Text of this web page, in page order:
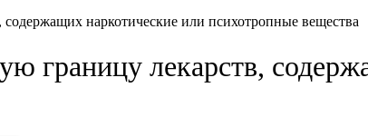
наркотические или психотропные вещества
границу лекарств,